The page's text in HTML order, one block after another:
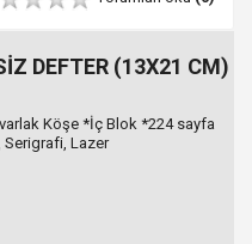
DEFTER (13X21 CM)
Köşe *İç Blok *224 sayfa
Serigrafi, Lazer